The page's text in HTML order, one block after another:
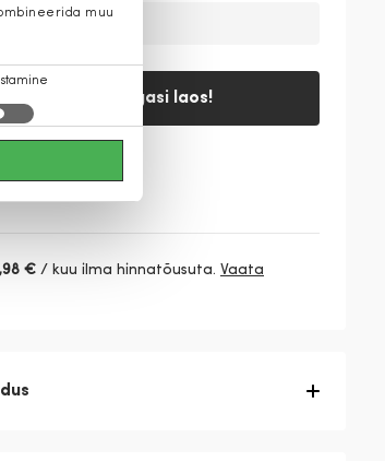
muu
Teavita, kui tagasi laos!
€ / kuu ilma hinnatõusuta. Vaata